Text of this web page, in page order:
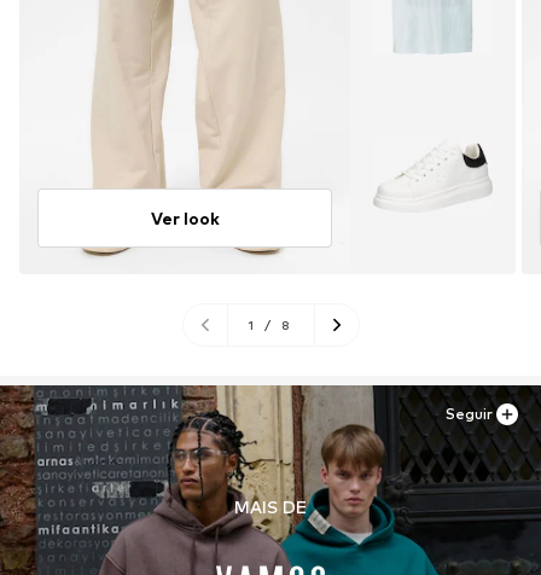
Ver look
1 / 8
MAIS DE
Seguir